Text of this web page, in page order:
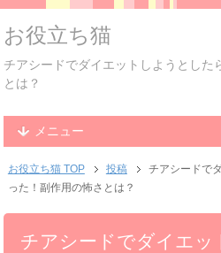
お役立ち猫
チアシードでダイエットしようとした
とは？
メニュー
お役立ち猫 TOP 投稿
チアシードで
った！副作用の怖さとは？
チアシードでダイエッ